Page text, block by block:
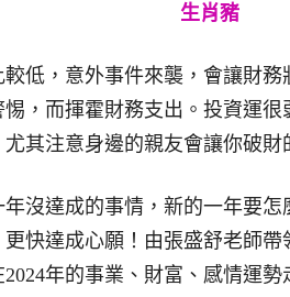
生肖豬
低，意外事件來襲，會讓財
，而揮霍財務支出。投資運很
其注意身邊的親友會讓你破財
沒達成的事情，新的一年要怎
快達成心願！由張盛舒老師帶
2024年的事業、財富、感情運